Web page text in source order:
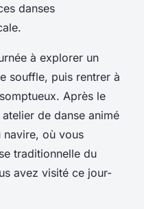
danses
à explorer un
souffle, puis rentrer à
somptueux. Après le
atelier de danse animé
navire, où vous
traditionnelle du
avez visité ce jour-